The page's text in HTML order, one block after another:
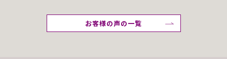
お客様の声の一覧